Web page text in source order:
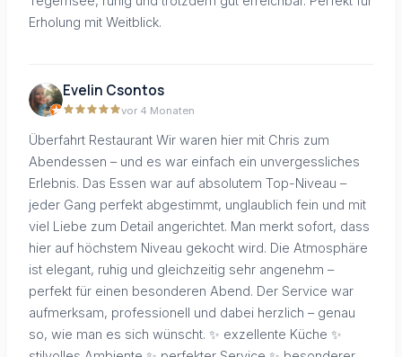
Erholung mit Weitblick.
Evelin Csontos
vor 4 Monaten
Überfahrt Restaurant Wir waren hier mit Chris zum
Abendessen – und es war einfach ein unvergessliches
Erlebnis. Das Essen war auf absolutem Top-Niveau –
jeder Gang perfekt abgestimmt, unglaublich fein und mit
viel Liebe zum Detail angerichtet. Man merkt sofort, dass
hier auf höchstem Niveau gekocht wird. Die Atmosphäre
ist elegant, ruhig und gleichzeitig sehr angenehm –
perfekt für einen besonderen Abend. Der Service war
aufmerksam, professionell und dabei herzlich – genau
so, wie man es sich wünscht. ✨ exzellente Küche ✨